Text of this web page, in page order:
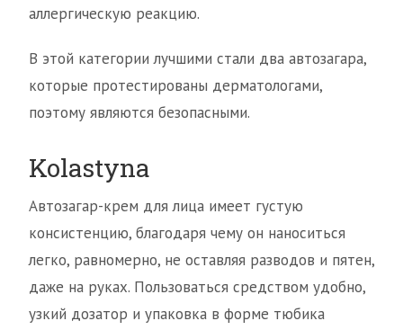
аллергическую реакцию.
В этой категории лучшими стали два автозагара,
которые протестированы дерматологами,
поэтому являются безопасными.
Kolastyna
Автозагар-крем для лица имеет густую
консистенцию, благодаря чему он наноситься
легко, равномерно, не оставляя разводов и пятен,
даже на руках. Пользоваться средством удобно,
узкий дозатор и упаковка в форме тюбика